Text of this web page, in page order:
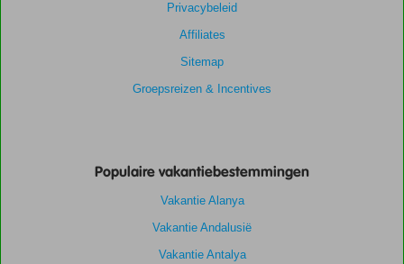
Privacybeleid
Affiliates
Sitemap
Groepsreizen & Incentives
Populaire vakantiebestemmingen
Vakantie Alanya
Vakantie Andalusië
Vakantie Antalya